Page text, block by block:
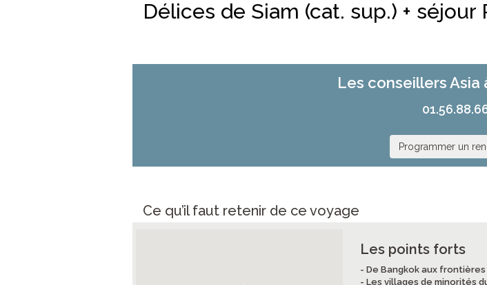
Délices de Siam (cat. sup.) +
Les conseillers
Programmer un
Ce qu’il faut retenir de ce voyage
Les points forts
- De Bangkok aux
- Les villages de minorités